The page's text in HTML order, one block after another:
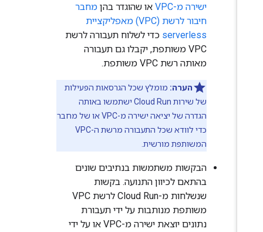
ישירה מ-VPC
או שהוגדר בהן מחבר
חיבור לרשת (VPC) מאפליקציית
serverlessכדי לשלוח תעבורה לרשת
VPC משותפת, יקבלו גם תעבורה
מאותה רשת VPC משותפת.
הערה:מומלץ שכל הגרסאות הפעילות
של שירות Cloud Run ישתמשו באותה
הגדרה של יציאה ישירה מ-VPC או של מחבר
כדי לוודא שכל התעבורה מרשת ה-VPC
המשותפת מורשית.
הבקשות משתמשות בנתיבים שונים
בהתאם לכיוון התנועה. בקשות
שנשלחות מ-Cloud Run לרשת VPC
משותפת מנותבות על ידי תעבורת
נתונים יוצאת ישירה מ-VPC או על ידי